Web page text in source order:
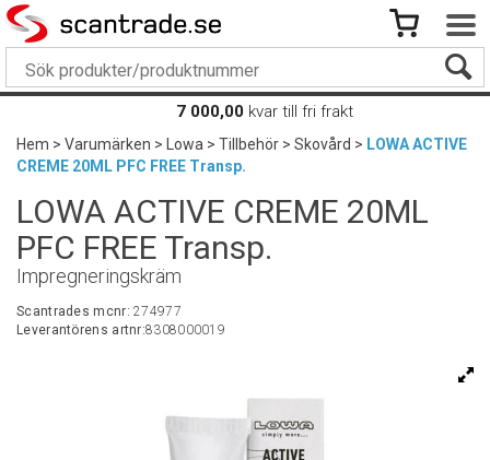
7 000,00 kvar till fri frakt
Hem>Varumärken> Lowa>Tillbehör>Skovård> LOWA ACTIVE
CREME 20ML PFC FREE Transp.
LOWA ACTIVE CREME 20ML
PFC FREE Transp.
Impregneringskräm
Scantrades mcnr:274977
Leverantörens artnr:8308000019